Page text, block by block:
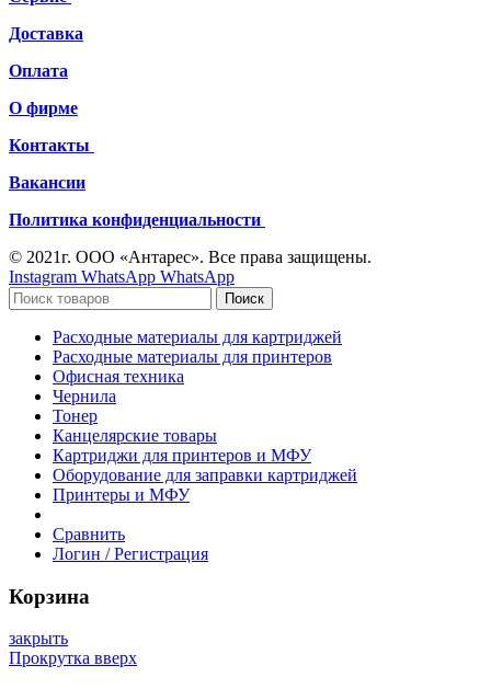
Доставка
Оплата
О фирме
Контакты
Вакансии
Политика конфиденциальности
© 2021г. ООО «Антарес». Все права защищены.
Instagram WhatsApp WhatsApp
Поиск
Расходные материалы для картриджей
Расходные материалы для принтеров
Офисная техника
Чернила
Тонер
Канцелярские товары
Картриджи для принтеров и МФУ
Оборудование для заправки картриджей
Принтеры и МФУ
Сравнить
Логин / Регистрация
Корзина
закрыть
Прокрутка вверх